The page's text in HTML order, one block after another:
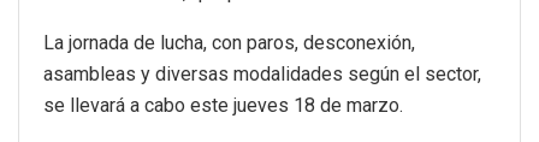
La jornada de lucha, con paros, desconexión,
asambleas y diversas modalidades según el sector,
se llevará a cabo este jueves 18 de marzo.